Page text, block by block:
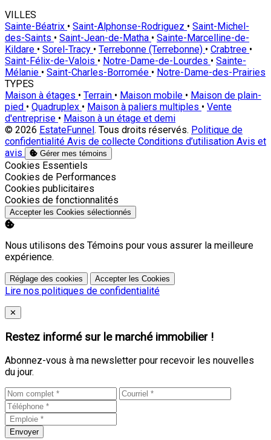
VILLES
Sainte-Béatrix • Saint-Alphonse-Rodriguez • Saint-Michel-
des-Saints • Saint-Jean-de-Matha • Sainte-Marcelline-de-
Kildare • Sorel-Tracy • Terrebonne (Terrebonne) • Crabtree •
Saint-Félix-de-Valois • Notre-Dame-de-Lourdes • Sainte-
Mélanie • Saint-Charles-Borromée • Notre-Dame-des-Prairies
TYPES
Maison à étages • Terrain • Maison mobile • Maison de plain-
pied • Quadruplex • Maison à paliers multiples • Vente
d'entreprise • Maison à un étage et demi
© 2026 EstateFunnel. Tous droits réservés. Politique de
confidentialité Avis de collecte Conditions d’utilisation Avis et
avis
Gérer mes témoins
Activer
Cookies Essentiels
Activer
Cookies de Performances
Activer
Cookies publicitaires
Activer
Cookies de fonctionnalités
Accepter les Cookies sélectionnés
Nous utilisons des Témoins pour vous assurer la meilleure
expérience.
Réglage des cookies Accepter les Cookies
Lire nos politiques de confidentialité
Close
✕
Restez informé sur le marché immobilier !
Abonnez-vous à ma newsletter pour recevoir les nouvelles
du jour.
Envoyer